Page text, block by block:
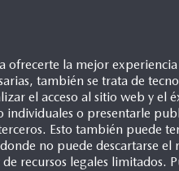
ofrecerte la mejor
también se trata de
el acceso al sitio web y el
o presentarle
Esto también puede
no puede descartarse el
recursos legales limitados.